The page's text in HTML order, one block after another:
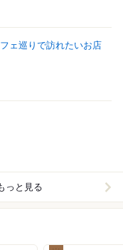
ェ巡りで訪れたいお店
っと見る